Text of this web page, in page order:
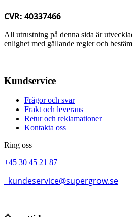
CVR: 40337466
All utrustning på denna sida är
enlighet med gällande regler och
Kundservice
Frågor och svar
Frakt och leverans
Retur och reklamationer
Kontakta oss
Ring oss
+45 30 45 21 87
kundeservice@supergrow.se